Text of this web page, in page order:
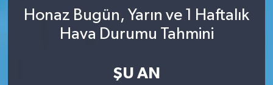
Honaz Bugün, Yarın ve 1 Haftalık
Hava Durumu Tahmini
ŞU AN
HABERLER